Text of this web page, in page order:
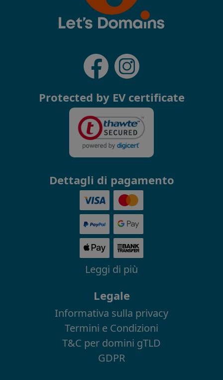
Protected by EV certificate
Dettagli di pagamento
Leggi di più
Legale
Informativa sulla privacy
Termini e Condizioni
T&C per domini gTLD
GDPR